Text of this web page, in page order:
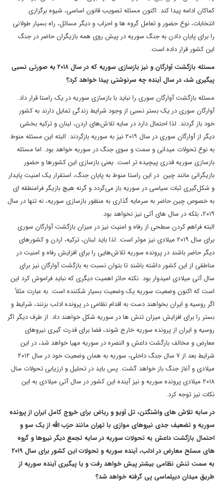
کماکان ادامه پیدا کند. اکنون مسئله تصویب قانون اساسی، شیوه برگزاری
انتخابات، نوع حضور و تعامل گروه ها و احزاب و دیگر مسائل، راه بسیار طولانی
را برای پایان دادن به جنگ سوریه در پیش روی همه بازیگران حاضر در جنگ
این کشور قرار داده است.
مسئله بازگشت آوارگان و نیز بازسازی سوریه که در سال ۲۰۱۸ به صورتی نسبی
پیگیری شد، در سال آینده چه سرنوشتی پیدا خواهد کرد؟
مسئله بازگشت آوارگان سوری را نباید با بازسازی سوریه در یک راستا قرار داد.
آوارگان سوری در یک بستر نسبی از وجود شرایط زندگی تمایل دارند به کشور
خود باز گردند. لذا احتمال دارد در سایه تلاش‌های اردن، لبنان و ترکیه بخشی
دیگر از آوارگان سوری در سال ۲۰۱۹ نیز به سوریه بازگردند. البته این مسئله منوط
به نوع تحولات میدانی و سمت و سوی جنگ در سوریه خواهد بود. اما مسئله
بازسازی سوریه قدری پیچیده تر است. یعنی بازسازی این کشورها و حضور
بازیگرانی مانند چین در این راستا منوط به پایان جنگ، استقرار یک امنیت پایدار
و شکل‌گیری ثبات سیاسی در سوریه باز می‌گردد و گرنه هیچ بازیگر فرامنطقه ای
به خصوص چین حاضر به سرمایه گذاری به منظور بازسازی سوریه، نه تنها در سال
۲۰۱۹، بلکه در سال های آتی نیز نخواهد بود.
البته فراهم کردن سطحی از رفاه و امنیت نیز در میزان بازگشت آوارگان سوری
برای سال ۲۰۱۹ میلادی نیز موثر است. لذا باید لبنان، ترکیه، اردن و کشورهای
دیگر حاضر باشند در پرونده سوریه تلاش‌هایی را برای افزایش رفاه و امنیت در
مناطقی از این کشور داشته باشند تا بتوان نسبت به بازگشت آوارگان نیز برای
سال آتی میلادی امیدوار بود. نکته حائز اهمیت دیگری که نباید فراموش کرد این
است که اکنون وضعیت سوریه یک وضعیت بسیار شکننده است. به عبارت مثلاً
اگر روسیه و ایران بخواهند دست به اقدام نظامی در پرونده ادلب بزنند، شرایط و
بستر را برای افزایش میزان تنش ها در سوریه شکل خواهند داد. از طرف دیگر اگر
روسیه و ایران از پرونده سوریه خارج شوند، فضا برای قدرت گیری نیروهای
معارض و مخالف بازگشت داعش و النصره در سوریه مهیا خواهد شد، در این
شرایط بعد از ۷ سال جنگ داخلی، سوریه به همان وضعیت خود در سال ۲۰۱۲
میلادی و آغاز جنگ باز خواهد گشت. پس باید در تحلیل و ارزیابی تحولات سال
۲۰۱۸ میلادی پرونده سوریه و نیز آینده این کشور در سال آتی میلادی به این
نکات نیز توجه کرد.
در سایه تلاش های واشنگتن، تل آویو و ریاض برای خروج کامل ایران از پرونده
سوریه و تضعیف جدی نیروهای موازی با تهران مانند حزب الله از یک سو و
احتمال بازگشت داعش به تحولات سوریه در سایه تجمع دیگر نیروها و گروه
های مسلح معارض در ادلب، آینده سوریه و تحولات این کشور برای سال ۲۰۱۹
به سمت تنش نظامی بیشتر پیش خواهد رفت و یا پیگیری آینده سوریه از
طریق میدان دیپلماسی پی گرفته خواهد شد؟